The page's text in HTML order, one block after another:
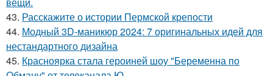
43. Расскажите о истории Пермской крепости
44. Модный 3D-маникюр 2024: 7 оригинальных идей для
нестандартного дизайна
45. Красноярка стала героиней шоу "Беременна по